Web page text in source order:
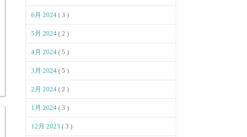
6月 2024 ( 3 )
5月 2024 ( 2 )
4月 2024 ( 5 )
3月 2024 ( 5 )
2月 2024 ( 2 )
1月 2024 ( 3 )
12月 2023 ( 3 )